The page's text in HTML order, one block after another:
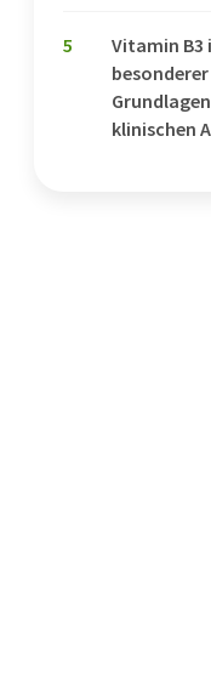
5
Vitamin B3
klinischen